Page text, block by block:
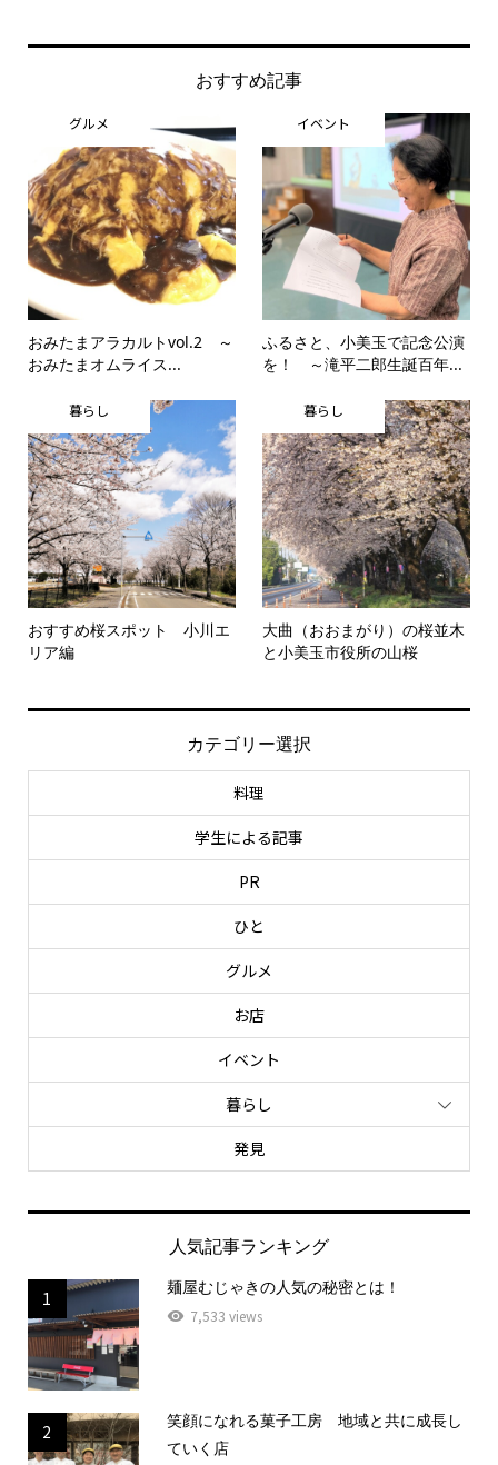
おすすめ記事
グルメ
おみたまアラカルトvol.2 ～
おみたまオムライス...
イベント
ふるさと、小美玉で記念公演
を！ ～滝平二郎生誕百年...
暮らし
おすすめ桜スポット 小川エ
リア編
暮らし
大曲（おおまがり）の桜並木
と小美玉市役所の山桜
カテゴリー選択
料理
学生による記事
PR
ひと
グルメ
お店
イベント
暮らし
発見
人気記事ランキング
1
麺屋むじゃきの人気の秘密とは！
7,533 views
2
笑顔になれる菓子工房 地域と共に成長し
ていく店